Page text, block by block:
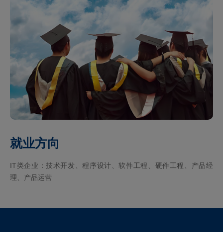
就业方向
IT类企业：技术开发、程序设计、软件工程、硬件工程、产品经
理、产品运营